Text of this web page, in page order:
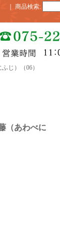
じ）（06）
商品検索:
（あわべに